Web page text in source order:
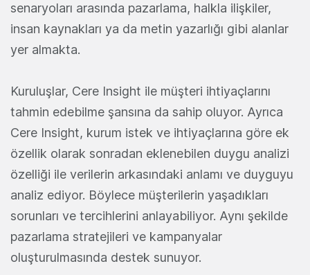
senaryoları arasında pazarlama, halkla ilişkiler,
insan kaynakları ya da metin yazarlığı gibi alanlar
yer almakta.
Kuruluşlar, Cere Insight ile müşteri ihtiyaçlarını
tahmin edebilme şansına da sahip oluyor. Ayrıca
Cere Insight, kurum istek ve ihtiyaçlarına göre ek
özellik olarak sonradan eklenebilen duygu analizi
özelliği ile verilerin arkasındaki anlamı ve duyguyu
analiz ediyor. Böylece müşterilerin yaşadıkları
sorunları ve tercihlerini anlayabiliyor. Aynı şekilde
pazarlama stratejileri ve kampanyalar
oluşturulmasında destek sunuyor.